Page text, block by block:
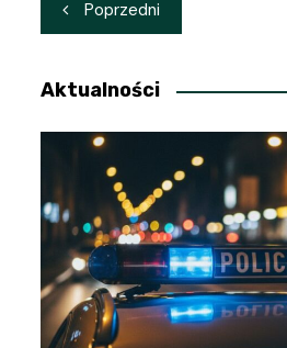
wpisu
Poprzedni
Aktualności